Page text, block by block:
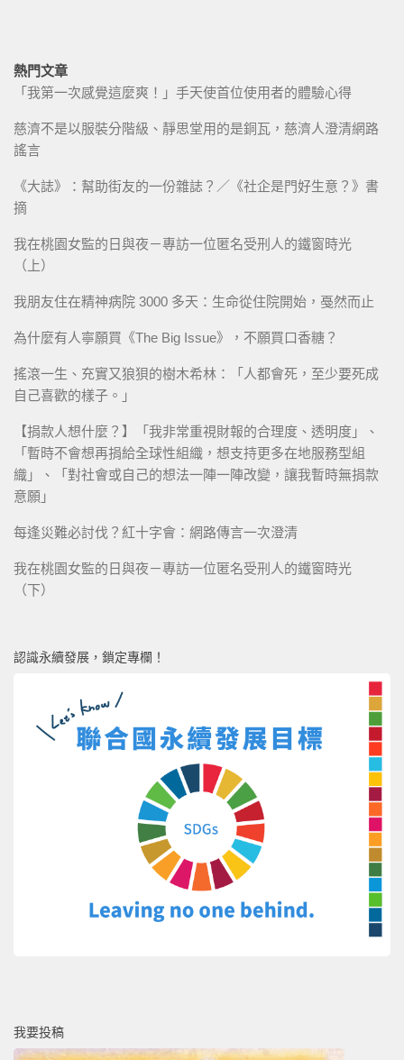
熱門文章
「我第一次感覺這麼爽！」手天使首位使用者的體驗心得
慈濟不是以服裝分階級、靜思堂用的是銅瓦，慈濟人澄清網路
謠言
《大誌》：幫助街友的一份雜誌？／《社企是門好生意？》書
摘
我在桃園女監的日與夜－專訪一位匿名受刑人的鐵窗時光
（上）
我朋友住在精神病院 3000 多天：生命從住院開始，戞然而止
為什麼有人寧願買《The Big Issue》，不願買口香糖？
搖滾一生、充實又狼狽的樹木希林：「人都會死，至少要死成
自己喜歡的樣子。」
【捐款人想什麼？】「我非常重視財報的合理度、透明度」、
「暫時不會想再捐給全球性組織，想支持更多在地服務型組
織」、「對社會或自己的想法一陣一陣改變，讓我暫時無捐款
意願」
每逢災難必討伐？紅十字會：網路傳言一次澄清
我在桃園女監的日與夜－專訪一位匿名受刑人的鐵窗時光
（下）
認識永續發展，鎖定專欄！
我要投稿